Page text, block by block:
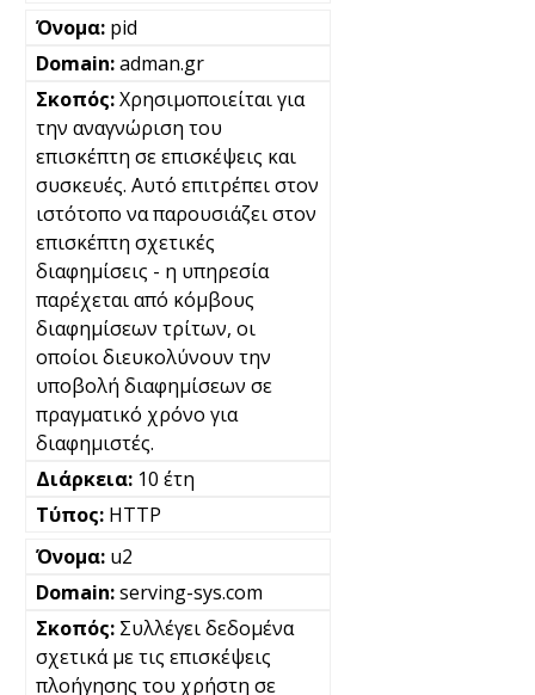
pid
adman.gr
Χρησιμοποιείται για
την αναγνώριση του
επισκέπτη σε επισκέψεις και
συσκευές. Αυτό επιτρέπει στον
ιστότοπο να παρουσιάζει στον
επισκέπτη σχετικές
διαφημίσεις - η υπηρεσία
παρέχεται από κόμβους
διαφημίσεων τρίτων, οι
οποίοι διευκολύνουν την
υποβολή διαφημίσεων σε
πραγματικό χρόνο για
διαφημιστές.
10 έτη
HTTP
u2
serving-sys.com
Συλλέγει δεδομένα
σχετικά με τις επισκέψεις
πλοήγησης του χρήστη σε